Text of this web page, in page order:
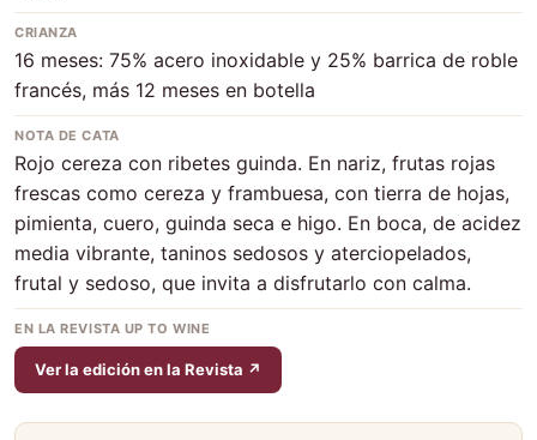
CRIANZA
16 meses: 75% acero inoxidable y 25% barrica de roble
francés, más 12 meses en botella
NOTA DE CATA
Rojo cereza con ribetes guinda. En nariz, frutas rojas
frescas como cereza y frambuesa, con tierra de hojas,
pimienta, cuero, guinda seca e higo. En boca, de acidez
media vibrante, taninos sedosos y aterciopelados,
frutal y sedoso, que invita a disfrutarlo con calma.
EN LA REVISTA UP TO WINE
Ver la edición en la Revista ↗